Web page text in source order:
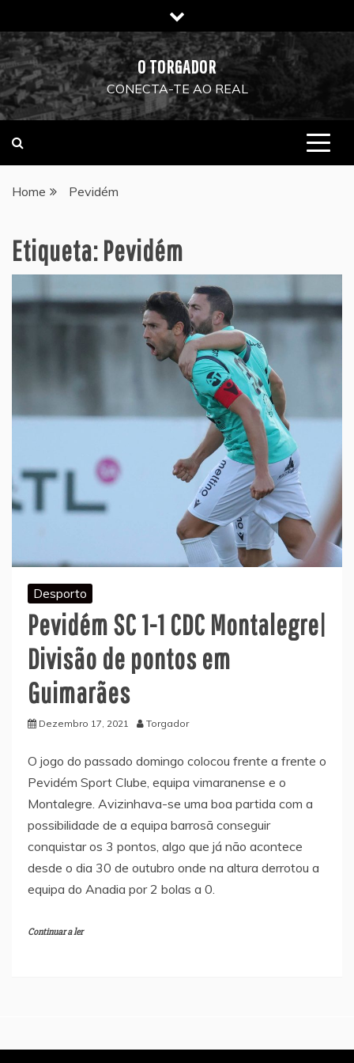
to
content
O TORGADOR
CONECTA-TE AO REAL
Home Pevidém
Etiqueta:Pevidém
Desporto
Pevidém SC 1-1 CDC Montalegre|
Divisão de pontos em
Guimarães
Dezembro 17, 2021 Torgador
O jogo do passado domingo colocou frente a frente o
Pevidém Sport Clube, equipa vimaranense e o
Montalegre. Avizinhava-se uma boa partida com a
possibilidade de a equipa barrosã conseguir
conquistar os 3 pontos, algo que já não acontece
desde o dia 30 de outubro onde na altura derrotou a
equipa do Anadia por 2 bolas a 0.
Continuar a ler